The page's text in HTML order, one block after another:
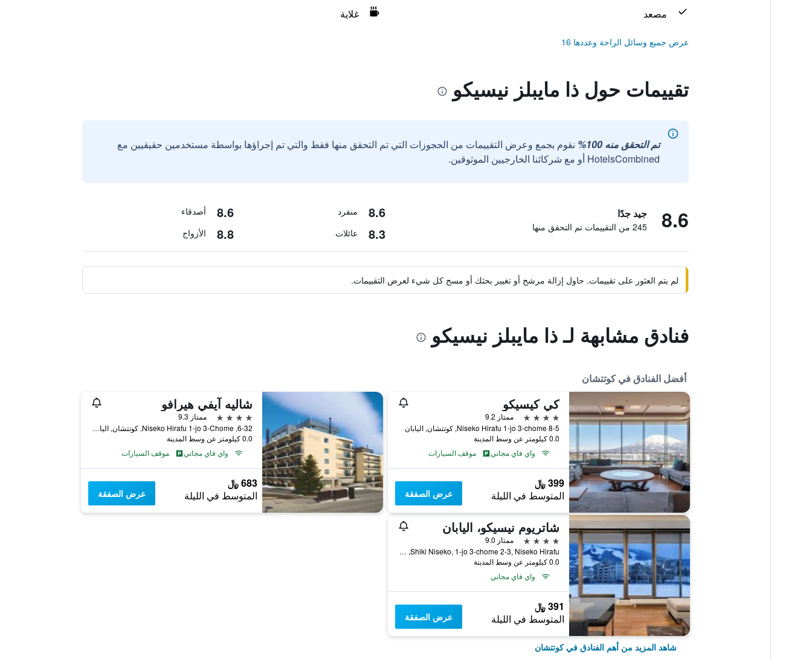
مصعد
غلاية
عرض جميع وسائل الراحة وعددها 16
تقييمات حول ذا مايبلز نيسيكو
تم التحقق منه 100%
نقوم بجمع وعرض التقييمات من الحجوزات التي تم التحقق منها فقط والتي تم إجراؤها بواسطة مستخدمين حقيقيين مع
HotelsCombined أو مع شركائنا الخارجيين الموثوقين.
8.6 جيد جدًا
245 من التقييمات تم التحقق منها
8.6 منفرد 8.6 أصدقاء
8.3 عائلات 8.8 الأزواج
لم يتم العثور على تقييمات. حاول إزالة مرشح أو تغيير بحثك أو مسح كل شيء لعرض التقييمات.
فنادق مشابهة لـ ذا مايبلز نيسيكو
أفضل الفنادق في كوتتشان
كي كيسيكو
4 نجوم
ممتاز 9.2
8-5 Niseko Hirafu 1-jo 3-chome, كوتتشان, اليابان
0.0 كيلومتر عن وسط المدينة
واي فاي مجاني
موقف السيارات
399 ﷼
المتوسط في الليلة عرض الصفقة
شاليه آيفي هيرافو
4 نجوم
ممتاز 9.3
6-32, Niseko Hirafu 1-jo 3-Chome, كوتتشان, اليابان
0.0 كيلومتر عن وسط المدينة
واي فاي مجاني
موقف السيارات
683 ﷼
المتوسط في الليلة عرض الصفقة
شاتريوم نيسيكو، اليابان
4 نجوم
ممتاز 9.0
Shiki Niseko, 1-jo 3-chome 2-3, Niseko Hirafu, كوتتشان, اليابان
0.0 كيلومتر عن وسط المدينة
واي فاي مجاني
391 ﷼
المتوسط في الليلة عرض الصفقة
شاهد المزيد من أهم الفنادق في كوتتشان